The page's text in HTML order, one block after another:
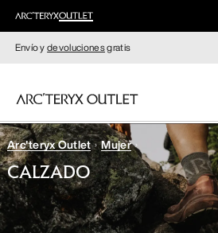
Envío ydevolucionesgratis
MUJERE
HOMBRE
Arc'teryx Outlet Mujer
CALZADO